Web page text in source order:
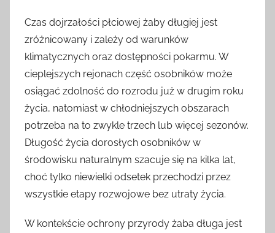
Czas dojrzałości płciowej żaby długiej jest
zróżnicowany i zależy od warunków
klimatycznych oraz dostępności pokarmu. W
cieplejszych rejonach część osobników może
osiągać zdolność do rozrodu już w drugim roku
życia, natomiast w chłodniejszych obszarach
potrzeba na to zwykle trzech lub więcej sezonów.
Długość życia dorosłych osobników w
środowisku naturalnym szacuje się na kilka lat,
choć tylko niewielki odsetek przechodzi przez
wszystkie etapy rozwojowe bez utraty życia.
W kontekście ochrony przyrody żaba długa jest